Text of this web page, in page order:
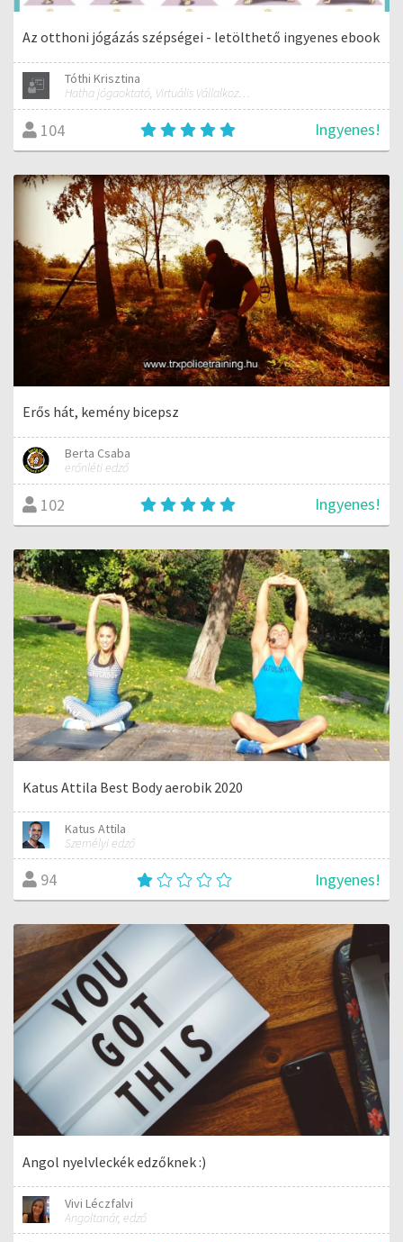
Az otthoni jógázás szépségei - letölthető ingyenes ebook
Tóthi Krisztina
Hatha jógaoktató, Virtuális Vállalkozási Asszisztens
104 Ingyenes!
Erős hát, kemény bicepsz
Berta Csaba
erőnléti edző
102 Ingyenes!
Katus Attila Best Body aerobik 2020
Katus Attila
Személyi edző
94 Ingyenes!
Angol nyelvleckék edzőknek :)
Vivi Léczfalvi
Angoltanár, edző